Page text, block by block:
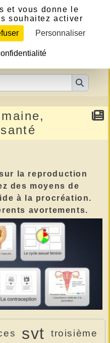
la reproduction
des moyens de
à la procréation.
avortements.
svt troisième
et vous donne le
souhaitez activer
Personnaliser